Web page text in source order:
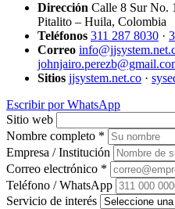
Dirección Calle 8 Sur No.
Pitalito – Huila, Colombia
Teléfonos 311 287 8030 ·
Correo
Sitios jjsystem.net.co ·
Escribir por WhatsApp
Sitio web
Nombre completo *
Empresa / Institución
Correo electrónico *
Teléfono / WhatsApp
Servicio de interés